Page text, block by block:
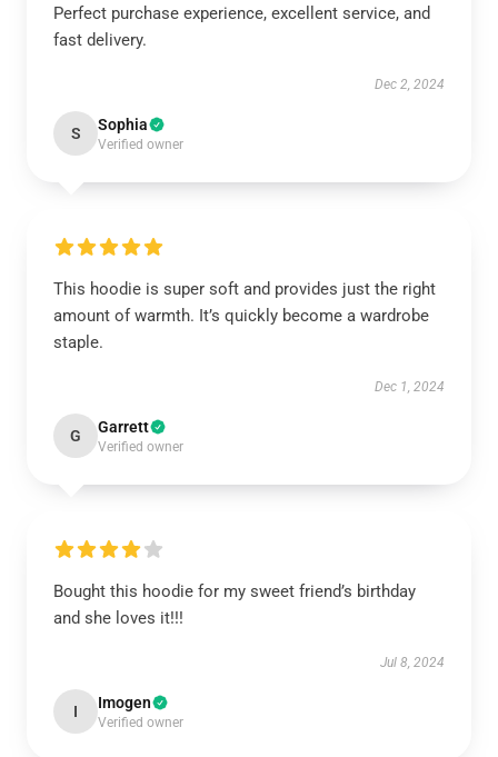
Perfect purchase experience, excellent service, and
fast delivery.
Dec 2, 2024
S Sophia
Verified owner
This hoodie is super soft and provides just the right
amount of warmth. It’s quickly become a wardrobe
staple.
Dec 1, 2024
G Garrett
Verified owner
Bought this hoodie for my sweet friend’s birthday
and she loves it!!!
Jul 8, 2024
I Imogen
Verified owner